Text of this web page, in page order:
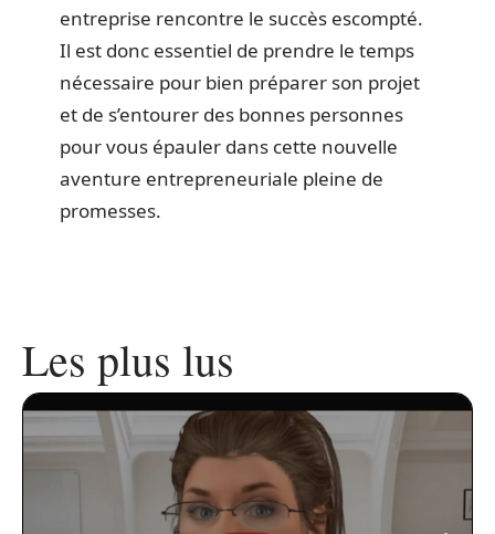
entreprise rencontre le succès escompté.
Il est donc essentiel de prendre le temps
nécessaire pour bien préparer son projet
et de s’entourer des bonnes personnes
pour vous épauler dans cette nouvelle
aventure entrepreneuriale pleine de
promesses.
Les plus lus